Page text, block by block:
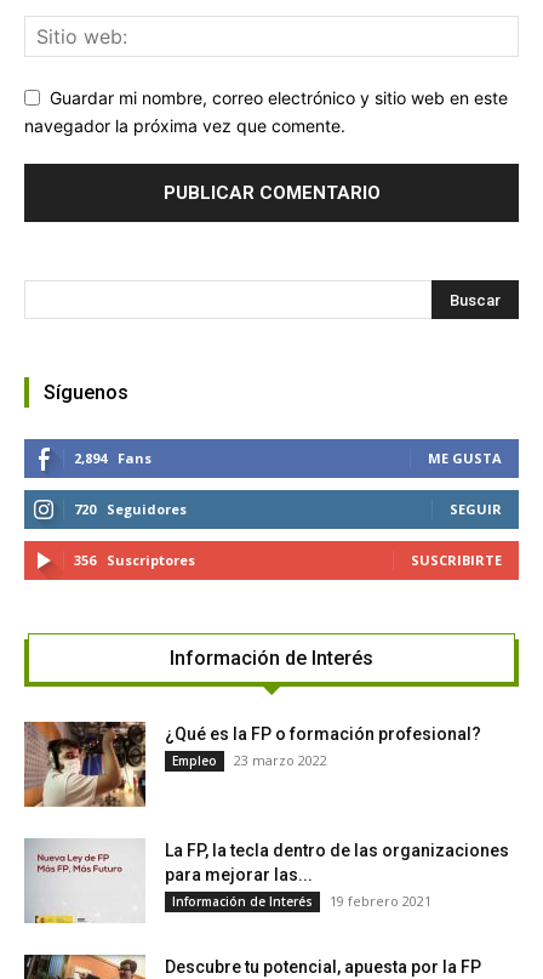
Guardar mi nombre, correo electrónico y sitio web en este
navegador la próxima vez que comente.
Síguenos
2,894 Fans ME GUSTA
720 Seguidores SEGUIR
356 Suscriptores SUSCRIBIRTE
Información de Interés
¿Qué es la FP o formación profesional?
Empleo 23 marzo 2022
La FP, la tecla dentro de las organizaciones
para mejorar las...
Información de Interés 19 febrero 2021
Descubre tu potencial, apuesta por la FP